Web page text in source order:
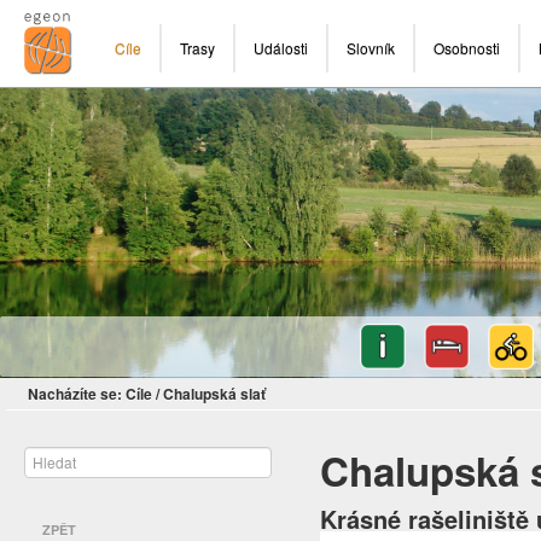
Cíle Trasy Události Slovník Osobnosti
Nacházíte se: Cíle/Chalupská slať
ZPĚT
Chalupská
Krásné rašeliniště